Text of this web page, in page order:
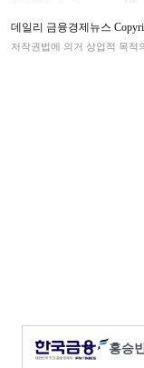
데일리 금융경제뉴스
저작권법에 의거 상업적 목적
홍승